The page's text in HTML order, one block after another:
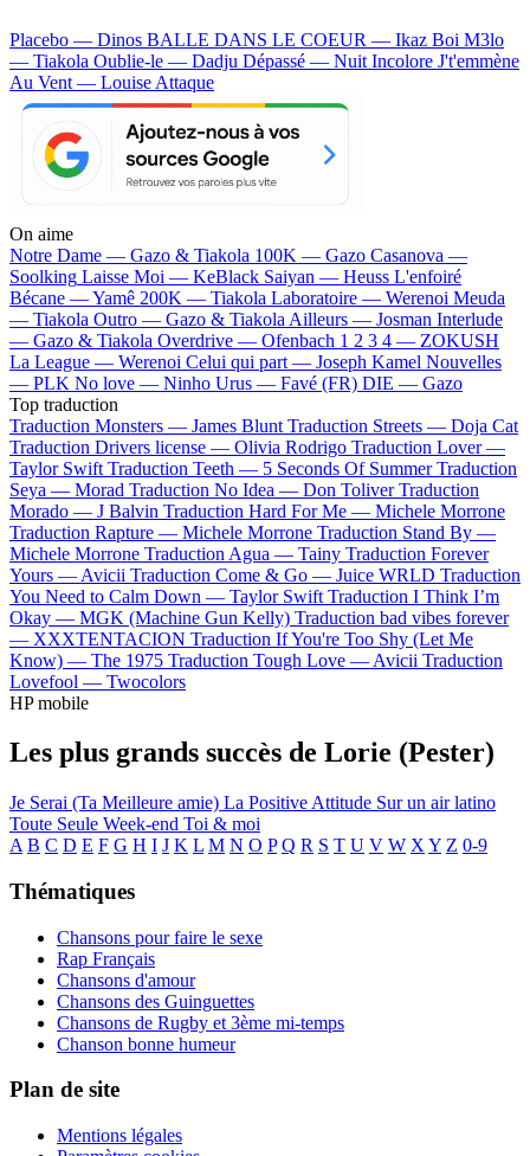
Placebo — Dinos BALLE DANS LE COEUR — Ikaz Boi M3lo
— Tiakola Oublie-le — Dadju Dépassé — Nuit Incolore J't'emmène
Au Vent — Louise Attaque
On aime
Notre Dame — Gazo & Tiakola 100K — Gazo Casanova —
Soolking Laisse Moi — KeBlack Saiyan — Heuss L'enfoiré
Bécane —Yamê 200K — Tiakola Laboratoire — Werenoi Meuda
— Tiakola Outro — Gazo & Tiakola Ailleurs — Josman Interlude
— Gazo & Tiakola Overdrive — Ofenbach 1 2 3 4 — ZOKUSH
La League — Werenoi Celui qui part — Joseph Kamel Nouvelles
— PLK No love — Ninho Urus — Favé (FR) DIE — Gazo
Top traduction
Traduction Monsters — James Blunt Traduction Streets — Doja Cat
Traduction Drivers license — Olivia Rodrigo Traduction Lover —
Taylor Swift Traduction Teeth — 5 Seconds Of Summer Traduction
Seya — Morad Traduction No Idea — Don Toliver Traduction
Morado — J Balvin Traduction Hard For Me — Michele Morrone
Traduction Rapture — Michele Morrone Traduction Stand By —
Michele Morrone Traduction Agua — Tainy Traduction Forever
Yours — Avicii Traduction Come & Go — Juice WRLD Traduction
You Need to Calm Down — Taylor Swift Traduction I Think I’m
Okay — MGK (Machine Gun Kelly) Traduction bad vibes forever
— XXXTENTACION Traduction If You're Too Shy (Let Me
Know) — The 1975 Traduction Tough Love — Avicii Traduction
Lovefool — Twocolors
HP mobile
Les plus grands succès de Lorie (Pester)
Je Serai (Ta Meilleure amie) La Positive Attitude Sur un air latino
Toute Seule Week-end Toi & moi
A B C D E F G H I J K L M N O P Q R S T U V W X Y Z 0-9
Thématiques
Chansons pour faire le sexe
Rap Français
Chansons d'amour
Chansons des Guinguettes
Chansons de Rugby et 3ème mi-temps
Chanson bonne humeur
Plan de site
Mentions légales